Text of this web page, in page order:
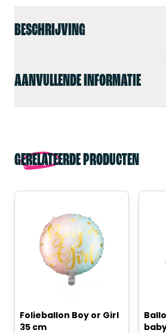
BESCHRIJVING
AANVULLENDE INFORMATIE
GERELATEERDE PRODUCTEN
Folieballon Boy or Girl
35 cm